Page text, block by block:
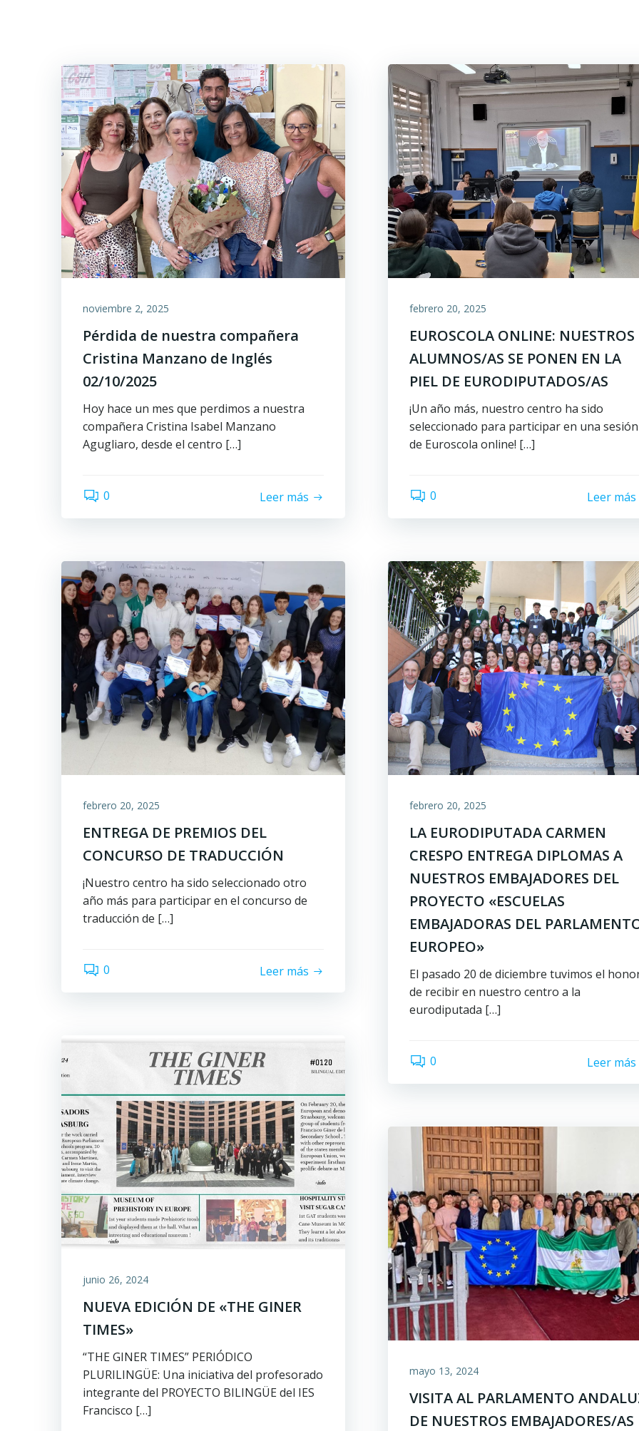
noviembre 2, 2025
Pérdida de nuestra compañera
Cristina Manzano de Inglés
02/10/2025
Hoy hace un mes que perdimos a nuestra
compañera Cristina Isabel Manzano
Agugliaro, desde el centro […]
0 Leer más
febrero 20, 2025
EUROSCOLA ONLINE: NUESTROS
ALUMNOS/AS SE PONEN EN LA
PIEL DE EURODIPUTADOS/AS
¡Un año más, nuestro centro ha sido
seleccionado para participar en una sesión
de Euroscola online! […]
0 Leer más
febrero 20, 2025
ENTREGA DE PREMIOS DEL
CONCURSO DE TRADUCCIÓN
¡Nuestro centro ha sido seleccionado otro
año más para participar en el concurso de
traducción de […]
0 Leer más
febrero 20, 2025
LA EURODIPUTADA CARMEN
CRESPO ENTREGA DIPLOMAS A
NUESTROS EMBAJADORES DEL
PROYECTO «ESCUELAS
EMBAJADORAS DEL
EUROPEO»
El pasado 20 de diciembre tuvimos el
de recibir en nuestro centro a la
eurodiputada […]
0 Leer más
junio 26, 2024
NUEVA EDICIÓN DE «THE GINER
TIMES»
“THE GINER TIMES” PERIÓDICO
PLURILINGÜE: Una iniciativa del profesorado
integrante del PROYECTO BILINGÜE del IES
Francisco […]
mayo 13, 2024
VISITA AL PARLAMENTO
DE NUESTROS EMBAJADORES/AS